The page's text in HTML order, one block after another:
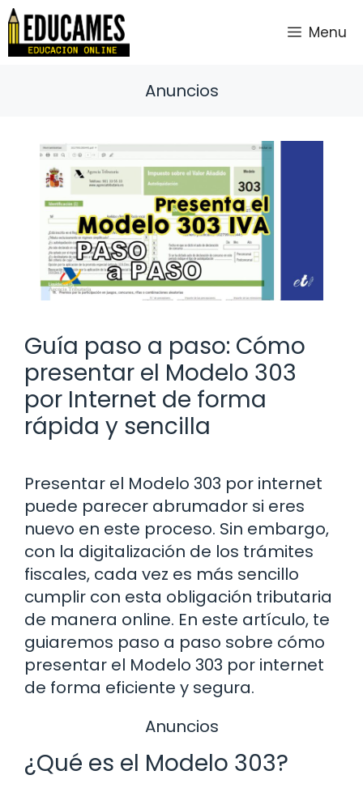
Saltar
contenido
Menu
Anuncios
Guía paso a paso: Cómo
presentar el Modelo 303
por Internet de forma
rápida y sencilla
Presentar el Modelo 303 por internet
puede parecer abrumador si eres
nuevo en este proceso. Sin embargo,
con la digitalización de los trámites
fiscales, cada vez es más sencillo
cumplir con esta obligación tributaria
de manera online. En este artículo, te
guiaremos paso a paso sobre cómo
presentar el Modelo 303 por internet
de forma eficiente y segura.
Anuncios
¿Qué es el Modelo 303?